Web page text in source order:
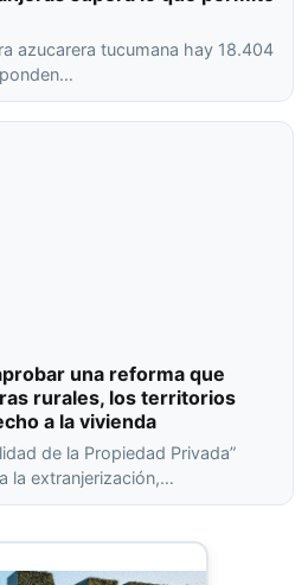
azucarera tucumana hay 18.404
una reforma que
rurales, los territorios
a la vivienda
de la Propiedad Privada”
la extranjerización,…